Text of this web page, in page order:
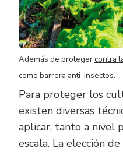
Además de protegercontra
como barrera anti-insectos.
Para proteger los
existen diversas
aplicar, tanto a nivel
escala. La elección